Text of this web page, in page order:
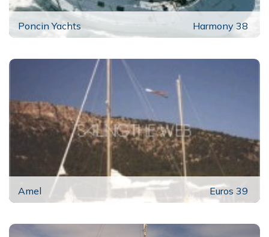
Poncin Yachts Harmony 38
Amel Euros 39